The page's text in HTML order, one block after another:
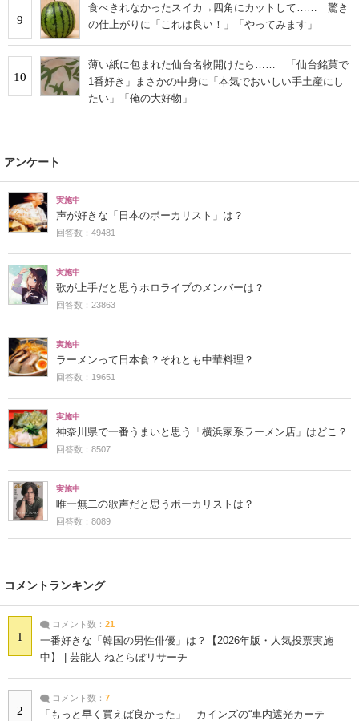
9
食べきれなかったスイカ→四角にカットして…… 驚き
の仕上がりに「これは良い！」「やってみます」
10
薄い紙に包まれた仙台名物開けたら…… 「仙台銘菓で
1番好き」まさかの中身に「本気でおいしい手土産にし
たい」「俺の大好物」
アンケート
実施中
声が好きな「日本のボーカリスト」は？
回答数：49481
実施中
歌が上手だと思うホロライブのメンバーは？
回答数：23863
実施中
ラーメンって日本食？それとも中華料理？
回答数：19651
実施中
神奈川県で一番うまいと思う「横浜家系ラーメン店」はどこ？
回答数：8507
実施中
唯一無二の歌声だと思うボーカリストは？
回答数：8089
コメントランキング
1
コメント数： 21
一番好きな「韓国の男性俳優」は？【2026年版・人気投票実施
中】 | 芸能人 ねとらぼリサーチ
2
コメント数： 7
「もっと早く買えば良かった」 カインズの“車内遮光カーテ